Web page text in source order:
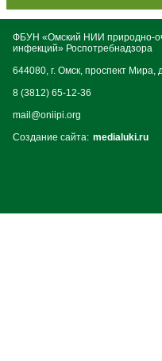
ФБУН «Омский НИИ природно-
инфекций» Роспотребнадзора
644080, г. Омск, проспект Мира,
8 (3812) 65-12-36
mail@oniipi.org
Создание сайта: medialuki.ru